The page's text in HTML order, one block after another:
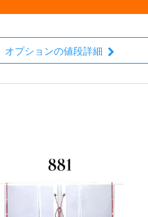
オプションの値段詳細